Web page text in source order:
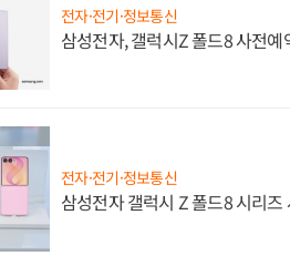
전자·전기·정보통신
삼성전자, 갤럭시Z 폴드8 사전
전자·전기·정보통신
삼성전자 갤럭시 Z 폴드8 시리